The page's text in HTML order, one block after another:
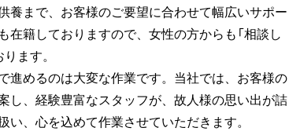
養まで、お客様のご要望に合わせて幅広いサポー
在籍しておりますので、女性の方からも「相談し
ます。
進めるのは大変な作業です。当社では、お客様の
し、経験豊富なスタッフが、故人様の思い出が詰
、心を込めて作業させていただきます。